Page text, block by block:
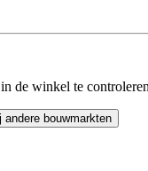
de winkel te
andere bouwmarkten